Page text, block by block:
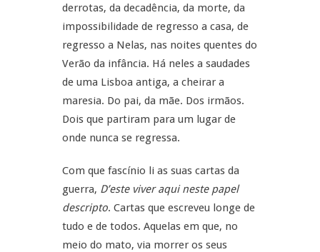
derrotas, da decadência, da morte, da
impossibilidade de regresso a casa, de
regresso a Nelas, nas noites quentes do
Verão da infância. Há neles a saudades
de uma Lisboa antiga, a cheirar a
maresia. Do pai, da mãe. Dos irmãos.
Dois que partiram para um lugar de
onde nunca se regressa.
Com que fascínio li as suas cartas da
guerra, D’este viver aqui neste papel
descripto. Cartas que escreveu longe de
tudo e de todos. Aquelas em que, no
meio do mato, via morrer os seus